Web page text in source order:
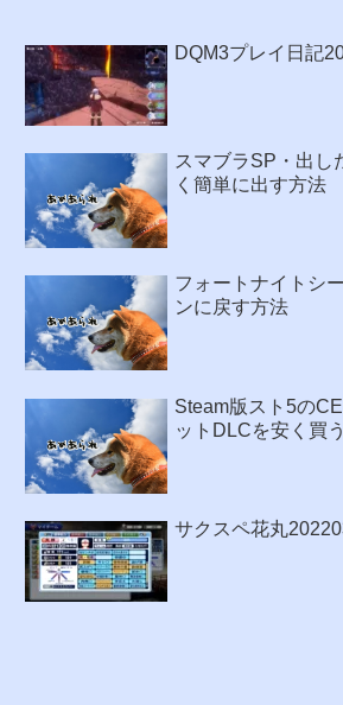
DQM3プレイ日記
スマブラSP・出し
く簡単に出す方法
フォートナイトシ
ンに戻す方法
Steam版スト5の
ットDLCを安く買
サクスペ花丸